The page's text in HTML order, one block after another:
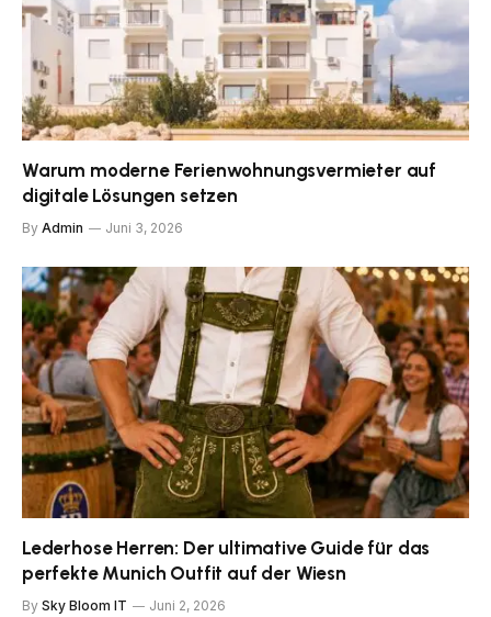
Warum moderne Ferienwohnungsvermieter auf
digitale Lösungen setzen
By Admin Juni 3, 2026
Lederhose Herren: Der ultimative Guide für das
perfekte Munich Outfit auf der Wiesn
By Sky Bloom IT Juni 2, 2026